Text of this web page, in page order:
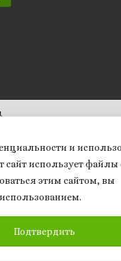
и
сайт использует файлы
этим сайтом, вы
Подтвердить